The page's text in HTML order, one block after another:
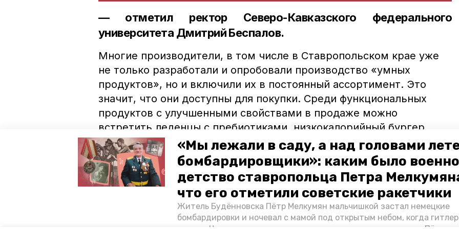
«Мы лежали в саду, а над головами
бомбардировщики»: каким было
детство ставропольца Петра
что его отметили советские ракетчики
Житель Будённовска Пётр Мелкумян мальчишкой застал немецкие
бомбардировки и ночевал с мамой под открытым небом, когда
— отметил ректор Северо-Кавказского федерального
университета Дмитрий Беспалов.
Многие производители, в том числе в Ставропольском крае уже
не только разработали и опробовали производство «умных
продуктов», но и включили их в постоянный ассортимент. Это
значит, что они доступны для покупки. Среди функциональных
продуктов с улучшенными свойствами в продаже можно
встретить леденцы с пребиотиками, низкокалорийный бургер,
мороженое и десерты с антиоксидантами. Все эти позиции
производители уже ввели в промышленное производство.
Специалисты отмечают, что «прокачанные» продукты пользуются
спросом у потребителей.
Ранее сообщалось, что ставропольские учёныеразработали
систему снижения ущерба от скачков напряжения. Разработка